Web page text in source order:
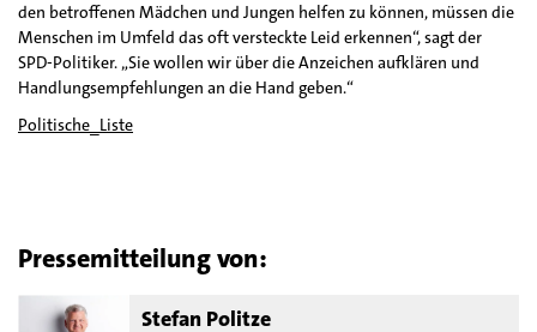
den betroffenen Mädchen und Jungen helfen zu können, müssen die
Menschen im Umfeld das oft versteckte Leid erkennen“, sagt der
SPD-Politiker. „Sie wollen wir über die Anzeichen aufklären und
Handlungsempfehlungen an die Hand geben.“
Politische_Liste
Pressemitteilung von:
Stefan Politze